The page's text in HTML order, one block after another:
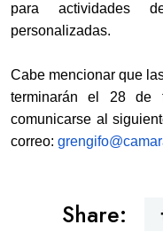
para actividades
personalizadas.
Cabe mencionar que
terminarán el 28 de
comunicarse al
correo:
Share: